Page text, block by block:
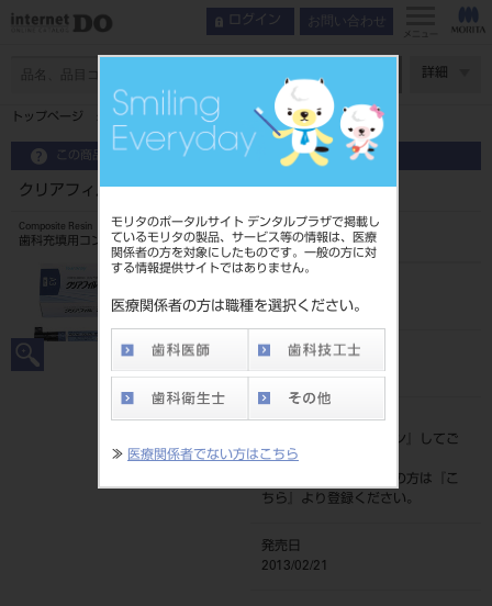
モリタのポータルサイト デンタルプラザで掲載し
ているモリタの製品、サービス等の情報は、医療
関係者の方を対象にしたものです。一般の方に対
する情報提供サイトではありません。
医療関係者の方は職種を選択ください。
≫ 医療関係者でない方はこちら
ログイン お問い合わせ
メニュー
詳細
トップページ クリアフィル マジェスティ ESフロー Low A4
この商品に関するお問い合わせ
クリアフィル マジェスティ ESフロー Low A4
Composite Resin
歯科充填用コンポジットレジン
202430305
JAN/EANコード
標準価格
ログイン
』してご
覧ください。
ネット会員登録がまだの方は『
こ
ちら
』より登録ください。
発売日
2013/02/21